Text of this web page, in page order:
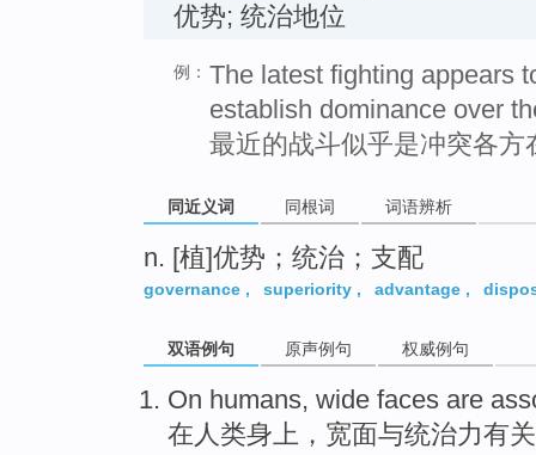
优势; 统治地位
例： The latest fighting appears
establish dominance over
最近的战斗似乎是冲突各方
同近义词 同根词 词语辨析
n. [植]优势；统治；支配
governance , superiority , advantage ,
双语例句 原声例句 权威例句
On humans, wide faces are
在 人类身上 ， 宽面与统治力有关